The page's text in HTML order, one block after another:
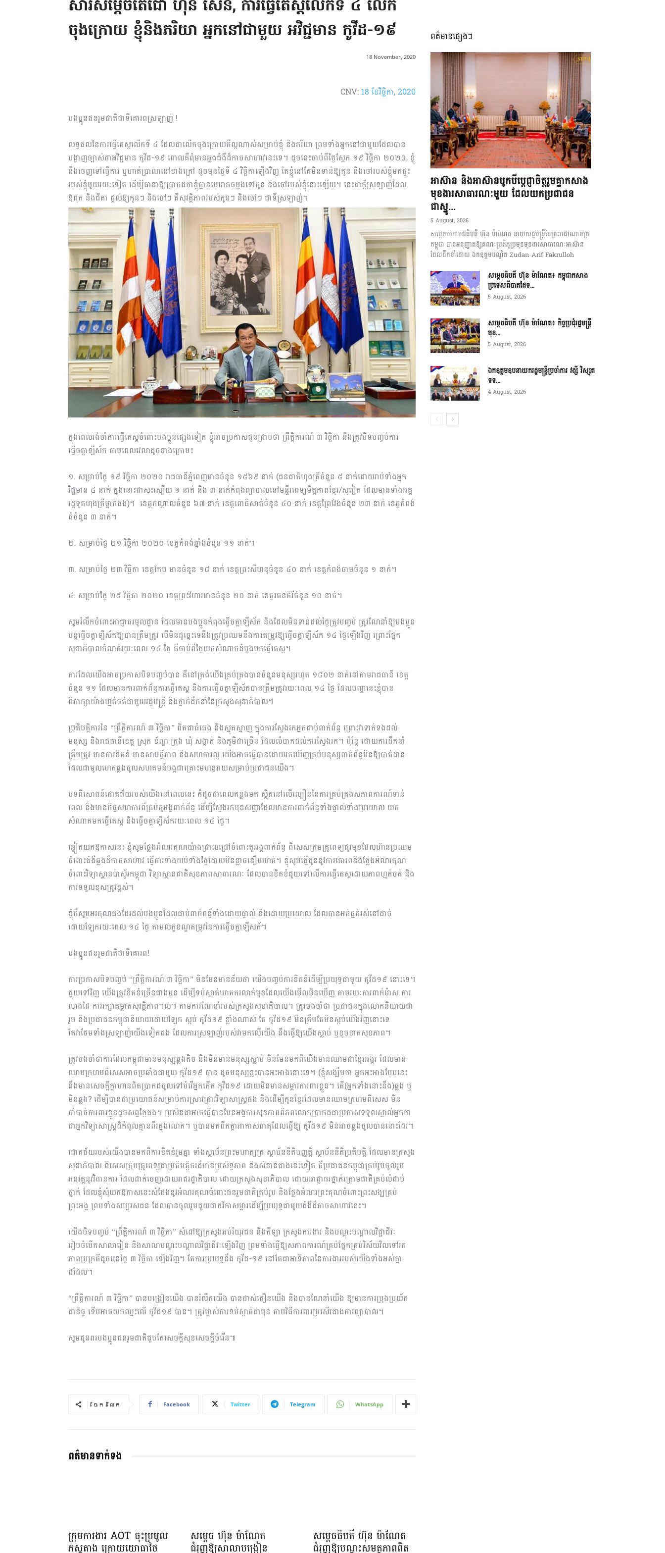
ភាព​
ព័ត៌មាន​
និង
ប្រតិកម្ម
រហ័ស
សារសម្តេចតេជោ ហ៊ុន សែន, ការធ្វើតេស្តលើកទី ៤ លើក
ចុងក្រោយ ខ្ញុំនិងភរិយា អ្នកនៅជាមួយ អវិជ្ជមាន កូវីដ-១៩
18 November, 2020
CNV: 18 ខែ​វិច្ឆិកា, 2020
បងប្អូនជនរួមជាតិជាទីគោរពស្រឡាញ់ !
លទ្ធផលនៃការធ្វើតេស្តលើកទី ៤ ដែលជាលើកចុងក្រោយគឺល្អណាស់សម្រាប់ខ្ញុំ និងភរិយា ព្រមទាំងអ្នកនៅជាមួយដែលបាន
បង្ហាញច្បាស់ថាអវិជ្ជមាន កូវីដ-១៩ ពោលគឺពុំមានឆ្លងជំងឺដ៏កាចសាហាវនេះទេ។ ដូចនេះចាប់ពីថ្ងៃស្អែក ១៩ វិច្ឆិកា ២០២០, ខ្ញុំ
នឹងចេញទៅធ្វើការ ឬហាត់ប្រាណនៅខាងក្រៅ ដូចមុនថ្ងៃទី ៤ វិច្ឆិកាឡើងវិញ តែខ្ញុំនៅតែមិនទាន់ឱ្យកូន និងចៅរបស់ខ្ញុំមកផ្ទះ
របស់ខ្ញុំមួយរយៈទៀត ដើម្បីធានាឱ្យប្រាកដថាខ្ញុំគ្មានមេរោគចម្លងទៅកូន និងចៅរបស់ខ្ញុំនោះឡើយ។ នេះជាក្តីស្រឡាញ់ដែល
ឪពុក និងជីតា ផ្តល់ឱ្យកូន​ៗ និងចៅៗ គឺសុវត្ថិភាពរបស់កូនៗ និងចៅៗ ជាទីស្រឡាញ់។
ក្នុងពេលរង់ចាំការធ្វើតេស្តចំពោះបងប្អូនផ្សេងទៀត ខ្ញុំអាចប្រកាសជូនជ្រាបថា ព្រឹត្តិការណ៍ ៣ វិច្ឆិកា នឹងត្រូវបិទបញ្ចប់ការ
ធ្វើចត្តាឡីស័ក តាមពេលវេលាដូចខាងក្រោម៖
១. សម្រាប់ថ្ងៃ ១៩ វិច្ឆិកា ២០២០ រាជធានីភ្នំពេញមានចំនួន ១៥៦៩ នាក់ (ជនជាតិហុងគ្រីចំនួន ៥ នាក់ដោយរាប់ទាំងអ្នក
វិជ្ជមាន ៤ នាក់ ក្នុងនោះជាសះស្បើយ ១ នាក់ និង ៣ នាក់កំពុងព្យាបាលនៅមន្ទីរពេទ្យមិត្តភាពខ្មែរ/សូវៀត ដែលមានទាំងអគ្គ
រដ្ឋទូតហុងគ្រីម្នាក់ផង)។ ខេត្តកណ្តាលចំនួន ៦៧ នាក់ ខេត្តពោធិសាត់ចំនួន ៤០ នាក់ ខេត្តព្រៃវែងចំនួន ២៣ នាក់ ខេត្តកំពង់
ធំចំនួន ៣ នាក់។
២. សម្រាប់ថ្ងៃ ២១ វិច្ឆិកា ២០២០ ខេត្តកំពង់ឆ្នាំងចំនួន ១១ នាក់។
៣. សម្រាប់ថ្ងៃ ២៣ វិច្ឆិកា ខេត្តកែប មានចំនួន ១៨ នាក់ ខេត្តព្រះសីហនុចំនួន ៤០ នាក់ ខេត្តកំពង់ចាមចំនួន ១ នាក់។
៤. សម្រាប់ថ្ងៃ ២៥ វិច្ឆិកា ២០២០ ខេត្តព្រះវិហារមានចំនួន ២០ នាក់ ខេត្តរតនគិរីចំនួន ១០ នាក់។
សូមរំលឹកចំពោះអាជ្ញាធរមូលដ្ឋាន ដែលមានបងប្អូនកំពុងធ្វើចត្តាឡីស័ក និងដែលមិនទាន់ដល់ថ្ងៃត្រូវបញ្ចប់ ត្រូវណែនាំឱ្យបងប្អូន
បន្តធ្វើចត្តាឡីស័កឱ្យបានត្រឹមត្រូវ បើមិនដូច្នេះទេនឹងត្រូវប្រឈមនឹងការតម្រូវឱ្យធ្វើចត្តាឡីស័ក ១៤ ថ្ងៃឡើងវិញ ព្រោះផ្នែក
សុខាភិបាលកំណត់រយៈពេល ១៤ ថ្ងៃ គឺចាប់ពីថ្ងៃយកសំ​ណាក​ដំបូងមកធ្វើតេស្ត។
ការដែលយើងអាចប្រកាសបិទបញ្ចប់បាន គឺនៅត្រង់យើងគ្រប់គ្រងបានចំនួនមនុស្សរហូត ១៨០២ នាក់នៅតាមរាជធានី ខេត្ត
ចំនួន ១១ ដែលមានការពាក់ព័ន្ធការធ្វើតេស្ត និងការធ្វើចត្តាឡីស័កបានត្រឹមត្រូវរយៈពេល ១៤ ថ្ងៃ ដែលបញ្ហានេះខ្ញុំបាន
ពិភាក្សាយ៉ាងហ្មត់ចត់ជាមួយរដ្ឋមន្ត្រី និងថ្នាក់ដឹកនាំនៃក្រសួងសុខាភិបាល។
ប្រតិបត្តិការនៃ “ព្រឹត្តិការណ៍ ៣ វិច្ឆិកា” ពិតជាធំធេង និងស្មុគស្មាញ ក្នុងការស្វែងរកអ្នកជាប់ពាក់ព័ន្ធ ព្រោះវាទាក់ទងដល់
មនុស្ស និងរាជធានីខេត្ត ស្រុក ខ័ណ្ឌ ក្រុង ឃុំ សង្កាត់ និងភូមិជាច្រើន ដែលលំបាកដល់ការស្វែងរក។ ប៉ុន្តែ ដោយការដឹកនាំ
ត្រឹមត្រូវ មានការខិតខំ មានសាមគ្គីភាព និងសហការល្អ យើងអាចធ្វើបានដោយរកឃើញគ្រប់មនុស្សពាក់ព័ន្ធមិនឱ្យបាត់ដាន
ដែលជាមូលហេតុឆ្លងចូលសហគមន៍បង្កជាគ្រោះមហន្តរាយសម្រាប់ប្រជាជនយើង។
បទពិសោធន៍ជោគជ័យរបស់យើងនៅពេលនេះ ក៏ដូចជាពេលកន្លងមក ស្ថិតនៅលើល្បឿននៃការគ្រប់គ្រងសភាពការណ៍ទាន់
ពេល និងមានកិច្ចសហការពីគ្រប់តួអង្គពាក់ព័ន្ធ ដើម្បីស្វែងរកមុខសញ្ញាដែលមានការពាក់ព័ន្ធទាំងផ្ទាល់ទាំងប្រយោល យក
សំណាកមកធ្វើតេស្ត និងធ្វើចត្តាឡីស័ករយៈពេល ១៤ ថ្ងៃ។
ឆ្លៀតយកឱកាសនេះ ខ្ញុំសូមថ្លែងអំណរគុណយ៉ាងជ្រាលជ្រៅចំពោះតួអង្គពាក់ព័ន្ធ ពិសេសក្រុមគ្រូពេទ្យជួរមុខដែលហ៊ានប្រឈម
ចំពោះជំងឺឆ្លងដ៏កាចសាហាវ ធ្វើការទាំងយប់ទាំងថ្ងៃដោយមិនខ្លាចនឿយហត់។ ខ្ញុំសូមផ្ញើជូននូវការគោរពនិងថ្លែងអំណរគុណ
ចំពោះវិទ្យាស្ថានប៉ាស្ទ័រកម្ពុជា វិទ្យាស្ថានជាតិសុខភាពសាធារណៈ ដែលបានខិតខំជួយទៅលើការធ្វើតេស្តដោយភាពហ្មត់ចត់ និង
ការទទួលខុសត្រូវខ្ពស់។
ខ្ញុំក៏សូមអរគុណផងដែរដល់បងប្អូនដែលជាប់ពាក់ពន្ធ័ទាំងដោយផ្ទាល់ និងដោយប្រយោល ដែលបានអត់ធ្មត់រស់នៅដាច់
ដោយឡែករយៈពេល ១៤ ថ្ងៃ តាមលក្ខខណ្ឌតម្រូវនៃការធ្វើចត្តាឡីសក័។
បងប្អូនជនរួមជាតិជាទីគោរព!
ការប្រកាសបិទបញ្ចប់ “ព្រឹត្តិការណ៍ ៣ វិច្ឆិកា” មិនមែនមានន័យថា យើងបញ្ចប់ការខិតខំដើម្បីប្រយុទ្ធជា​មួយ ​កូវីដ១៩ នោះទេ។
ផ្ទុយទៅវិញ យើងត្រូវខិតខំច្រើនជាងមុន ដើម្បីទប់ស្កាត់ឃាតករលាក់មុខដែលយើងមើលមិនឃើញ តាមរយៈការពាក់ម៉ាស ការ
លាងដៃ ការរក្សាគម្លាតសុវត្ថិភាព។ល។ តាមការណែនាំរបស់ក្រសួងសុខាភិបាល។ ត្រូវចងចាំថា ប្រជាជនក្នុងលោកនិយាយជា
រួម និងប្រជាជនកម្ពុជានិយាយដោយឡែក ស្អប់ កូវីដ១៩ ខ្លាំងណាស់ តែ កូវីដ១៩ មិនត្រឹមតែមិនស្អប់យើងវិញនោះទេ
តែវាថែមទាំងស្រ​ឡាញ់យើងទៀតផង ដែលការស្រឡាញ់របស់វាមកលើយើង នឹងធ្វើឱ្យយើងស្លាប់ ឬខូចខាតសុខភាព។
ត្រូវចងចាំថាការដែលកម្ពុជាមានមនុស្សឆ្លងតិច និងមិនមានមនុស្សស្លាប់ មិនមែនមកពីយើងមានឈាមជាខ្មែរអង្គរ ដែលមាន
ឈាមក្រហមពិសេសអាចប្រឆាំងជាមួយ កូវីដ១៩ បាន ដូចមនុស្សខ្លះបានអះអាងនោះទេ។ (ខ្ញុំសង្ឃឹមថា អ្នកអះអាងបែបនេះ
នឹងមានសេចក្តីក្លាហានពិតប្រាកដចូលទៅបំរើអ្នកកើត កូវីដ​១៩ ដោយមិនមានសម្ភារការពារខ្លួន។ តើ(អ្នកទាំងនោះនឹង)ឆ្លង ឬ
មិនឆ្លង? ដើម្បីបានជាប្រយោជន៍សម្រាប់ការស្រាវជ្រាវវិទ្យាសាស្ត្រផង និងដើម្បីកូនខ្មែរដែលមានឈាមក្រហមពិសេស មិន
ចាំបាច់ការពារខ្លួនដូចសព្វថ្ងៃផង។ ប្រសិនជាអាចធ្វើបានមែនអង្គការសុខភាពពិភពលោកប្រាកដជាប្រកាសទទួលស្គាល់អ្នកថា
ជាអ្នកវិទ្យាសាស្ត្រដ៏កំពូលគ្មានពីរក្នុងលោក។ ឬបានមកពីកត្តាអាកាសធាតុដែលធ្វើឱ្យ កូវីដ១៩ មិនអាចឆ្លងចូលបាននោះដែរ។
ជោគជ័យរបស់យើងបានមកពីការខិតខំរួមគ្នា ទាំងស្ថាប័នព្រះមហាក្សត្រ ស្ថាប័ននីតិបញ្ញត្តិ ស្ថាប័ននីតិប្រតិបត្តិ ដែលមានក្រសួង
សុខាភិបាល ពិសេសក្រុមគ្រូពេទ្យជាប្រតិបត្តិករដ៏មានប្រសិទ្ធភាព និងសំខាន់ជាងនេះទៀត គឺប្រជាជនកម្ពុជាគ្រប់រូបចូលរួម
អនុវត្តនូវវិធានការ ដែលដាក់ចេញដោយរាជរដ្ឋាភិបាល ដោយក្រសួងសុខាភិបាល ដោយអាជ្ញាធរថ្នាក់ក្រោមជាតិគ្រប់លំដាប់
ថ្នាក់ ដែលខ្ញុំសុំយកឱកាសនេះសំដែងនូវអំណរគុណចំពោះជនរួមជាតិគ្រប់រូប និងថ្លែងអំណរព្រះគុណចំពោះព្រះសង្ឃគ្រប់
ព្រះអង្គ ព្រមទាំងសប្បុរសជន ដែលបានចូលរួមជួយជាថវិកាសម្ភារដើម្បីប្រយុទ្ធជាមួយជំងឺដ៏កាចសាហាវនេះ។
យើងបិទបញ្ចប់ “ព្រឹត្តិការណ៍ ៣ វិច្ឆិកា” សំដៅឱ្យក្រសួងអប់រំយុវជន និងកីឡា ក្រសួងការងារ និងបណ្តុះបណ្តាលវិជ្ជាជីវៈ
រៀបចំបើកសាលារៀន និងសាលាបណ្តុះបណ្តាលវិជ្ជាជីវៈឡើងវិញ ព្រមទាំងធ្វើឱ្យសភាពការណ៍គ្រប់ផ្នែកគ្រប់វិស័យវិលទៅរក
ភាពប្រក្រតីដូចមុនថ្ងៃ ៣ វិច្ឆិកា ឡើងវិញ។ តែការប្រយុទ្ធនឹង កូវីដ-១៩ នៅតែជាអាទិភាពនៃការងាររបស់យើងទាំងអស់គ្នា
ដដែល។
“ព្រឹត្តិការណ៍ ៣ វិច្ឆិកា” បានបង្រៀនយើង បានរំលឹកយើង បានដាស់តឿនយើង និងបានណែនាំយើង ឱ្យមានការប្រុងប្រយ័ត
ជានិច្ច ទើបអាចយកឈ្នះលើ កូវីដ១៩ បាន។ ត្រូវម្ចាស់ការទប់ស្កាត់ជាមុន តាមវិធីការពារប្រសើរជាងការព្យាបាល។
សូមជូនពរបងប្អូនជនរួមជាតិជួបតែសេចក្តីសុខសេចក្តីចំរើន៕
ចែករំលែក Facebook Twitter Telegram WhatsApp
ពត៌មានទាក់ទង
ក្រុមការងារ AOT ចុះប្រមូល
ភស្តុតាង ក្រោយយោធាថៃ
សម្តេច ហ៊ុន ម៉ាណែត
ជំរុញឱ្យសាលាបង្រៀន
សម្តេចធិបតី ហ៊ុន ម៉ាណែត
ជំរុញឱ្យបណ្តុះសមត្ថភាពពិត
ពត៌មានផ្សេងៗ
អាស៊ាន និងអាស៊ានបូកបីប្តេជ្ញាចិត្តរួមគ្នាកសាង
មុខងារសាធារណៈមួយ ដែលយកប្រជាជន
ជាស្នូ...
5 August, 2026
សម្តេចមហាបវរធិបតី ហ៊ុន ម៉ាណែត នាយករដ្ឋមន្ត្រីនៃព្រះរាជាណាចក្រ
កម្ពុជា បានអនុញ្ញាតឱ្យគណៈប្រតិភូប្រមុខមុខងារសាធារណៈអាស៊ាន
ដែលដឹកនាំដោយ ឯកឧត្តមបណ្ឌិត Zudan Arif Fakrulloh
សម្ដេចធិបតី ហ៊ុន ម៉ាណែត៖ កម្ពុជាកសាង
ប្រទេសពីបាតដៃទ...
5 August, 2026
សម្ដេចធិបតី ហ៊ុន ម៉ាណែត៖ កិច្ចប្រជុំរដ្ឋមន្ត្រី
មុខ...
5 August, 2026
ឯកឧត្តមឧបនាយករដ្ឋមន្ត្រីប្រចាំការ វង្សី វិស្សុត
ទទ...
4 August, 2026